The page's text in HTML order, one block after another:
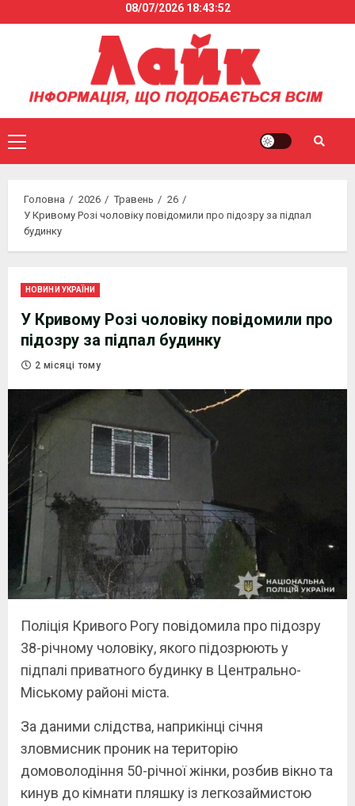
to
08/07/2026 18:43:53
Primary
Menu
Головна 2026 Травень
26
У Кривому Розі чоловіку повідомили про підозру за підпал
будинку
НОВИНИ УКРАЇНИ
У Кривому Розі чоловіку повідомили про
підозру за підпал будинку
2 місяці тому
Поліція Кривого Рогу повідомила про підозру
38-річному чоловіку, якого підозрюють у
підпалі приватного будинку в Центрально-
Міському районі міста.
За даними слідства, наприкінці січня
зловмисник проник на територію
домоволодіння 50-річної жінки, розбив вікно та
кинув до кімнати пляшку із легкозаймистою